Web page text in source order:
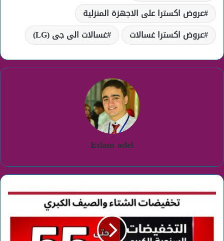
عروض اكسترا على الاجهزة المنزلية
عروض اكسترا غسالات
غسالات الى جى (LG)
Eslam adel
تخفيضات
الكبري